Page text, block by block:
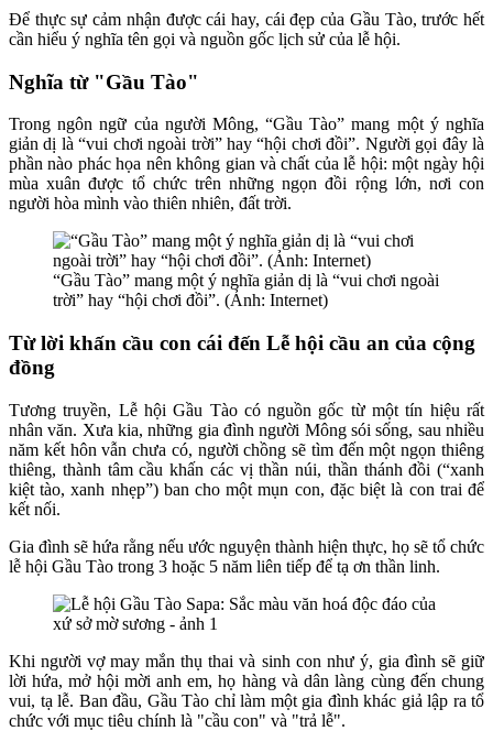
Để thực sự cảm nhận được cái hay, cái đẹp của Gầu Tào, trước hết
cần hiểu ý nghĩa tên gọi và nguồn gốc lịch sử của lễ hội.
Nghĩa từ "Gầu Tào"
Trong ngôn ngữ của người Mông, “Gầu Tào” mang một ý nghĩa
giản dị là “vui chơi ngoài trời” hay “hội chơi đồi”. Người gọi đây là
phần nào phác họa nên không gian và chất của lễ hội: một ngày hội
mùa xuân được tổ chức trên những ngọn đồi rộng lớn, nơi con
người hòa mình vào thiên nhiên, đất trời.
“Gầu Tào” mang một ý nghĩa giản dị là “vui chơi ngoài
trời” hay “hội chơi đồi”. (Ảnh: Internet)
Từ lời khấn cầu con cái đến Lễ hội cầu an của cộng
đồng
Tương truyền, Lễ hội Gầu Tào có nguồn gốc từ một tín hiệu rất
nhân văn. Xưa kia, những gia đình người Mông sói sống, sau nhiều
năm kết hôn vẫn chưa có, người chồng sẽ tìm đến một ngọn thiêng
thiêng, thành tâm cầu khấn các vị thần núi, thần thánh đồi (“xanh
kiệt tào, xanh nhẹp”) ban cho một mụn con, đặc biệt là con trai để
kết nối.
Gia đình sẽ hứa rằng nếu ước nguyện thành hiện thực, họ sẽ tổ chức
lễ hội Gầu Tào trong 3 hoặc 5 năm liên tiếp để tạ ơn thần linh.
Khi người vợ may mắn thụ thai và sinh con như ý, gia đình sẽ giữ
lời hứa, mở hội mời anh em, họ hàng và dân làng cùng đến chung
vui, tạ lễ. Ban đầu, Gầu Tào chỉ làm một gia đình khác giả lập ra tổ
chức với mục tiêu chính là "cầu con" và "trả lễ".